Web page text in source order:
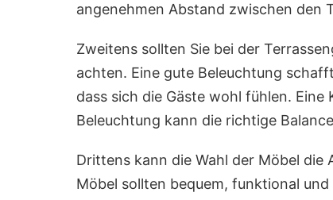
angenehmen Abstand zwischen den
Zweitens sollten Sie bei der
achten. Eine gute Beleuchtung
dass sich die Gäste wohl fühlen.
Beleuchtung kann die richtige
Drittens kann die Wahl der Möbel die
Möbel sollten bequem, funktional